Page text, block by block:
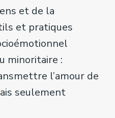
et de la
et pratiques
minoritaire :
l’amour de
seulement